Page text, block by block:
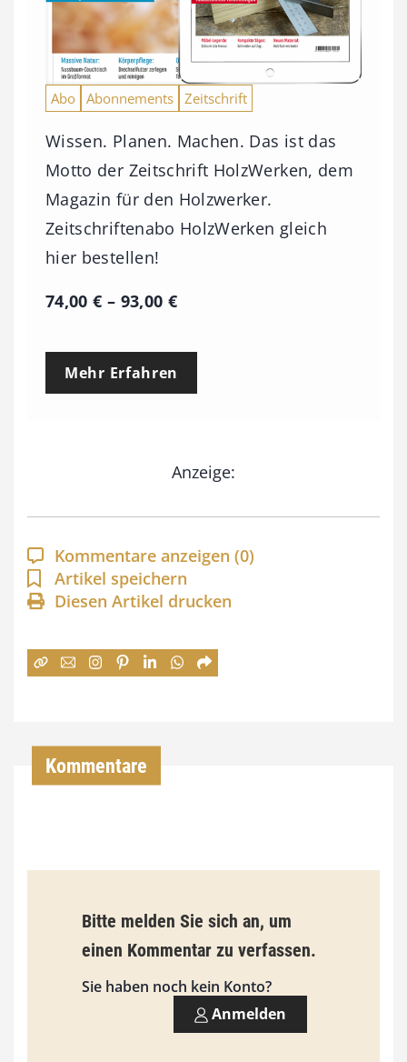
Abo Abonnements Zeitschrift
Wissen. Planen. Machen. Das ist das
Motto der Zeitschrift HolzWerken, dem
Magazin für den Holzwerker.
Zeitschriftenabo HolzWerken gleich
hier bestellen!
74,00€ – 93,00 €P
e
p
n
e
7
4
s
,
0
Mehr Erfahren
Anzeige:
Kommentare anzeigen (0)
Artikel speichern
Diesen Artikel drucken
Kommentare
Bitte melden Sie sich an, um
einen Kommentar zu verfassen.
Sie haben noch kein Konto?
Anmelden